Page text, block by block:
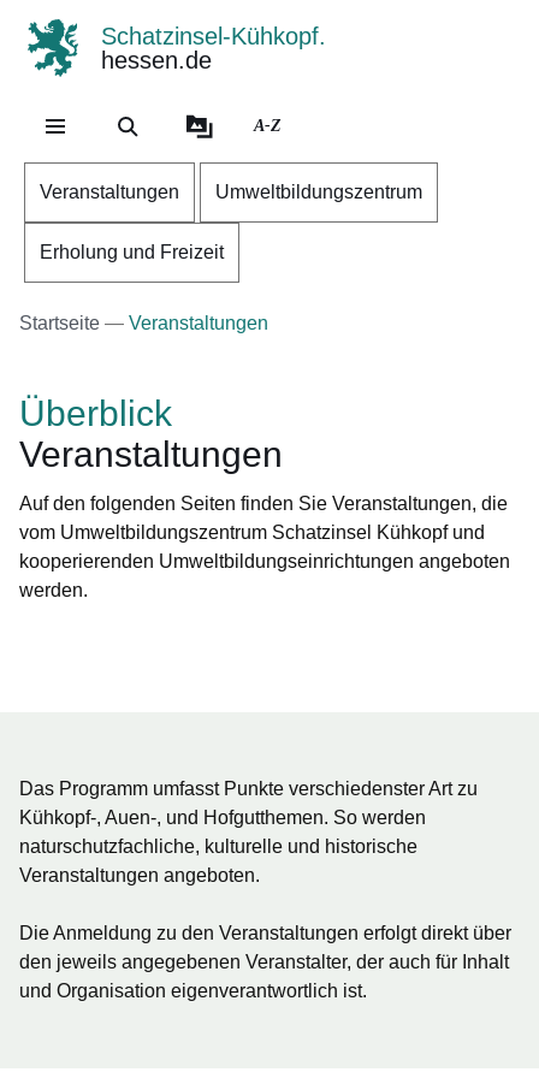
Schatzinsel-Kühkopf.
hessen.de
A-Z
Veranstaltungen Umweltbildungszentrum
Erholung und Freizeit
Startseite Veranstaltungen
Überblick
Veranstaltungen
Auf den folgenden Seiten finden Sie Veranstaltungen, die
vom Umweltbildungszentrum Schatzinsel Kühkopf und
kooperierenden Umweltbildungseinrichtungen angeboten
werden.
Das Programm umfasst Punkte verschiedenster Art zu
Kühkopf-, Auen-, und Hofgutthemen. So werden
naturschutzfachliche, kulturelle und historische
Veranstaltungen angeboten.
Die Anmeldung zu den Veranstaltungen erfolgt direkt über
den jeweils angegebenen Veranstalter, der auch für Inhalt
und Organisation eigenverantwortlich ist.